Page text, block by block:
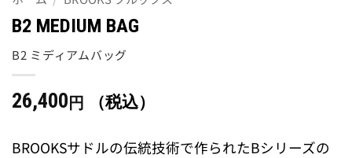
B2 MEDIUM BAG
B2 ミディアムバッグ
26,400 円 （税込）
BROOKSサドルの伝統技術で作られたBシリーズの